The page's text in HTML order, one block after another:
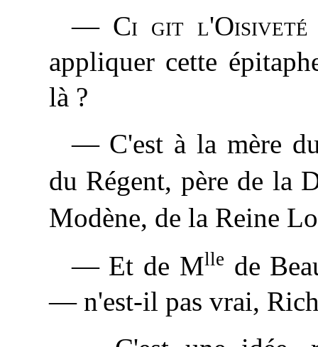
— Ci git l'Oisiveté
appliquer cette
là ?
— C'est à la mère
du Régent, père de la
Modène, de la Reine
— Et de Mlle de
— n'est-il pas vrai,